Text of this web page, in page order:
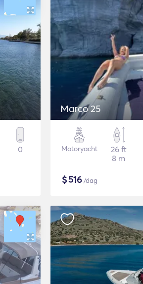
0
Marco 25
Motoryacht
26 ft
8 m
$516/dag